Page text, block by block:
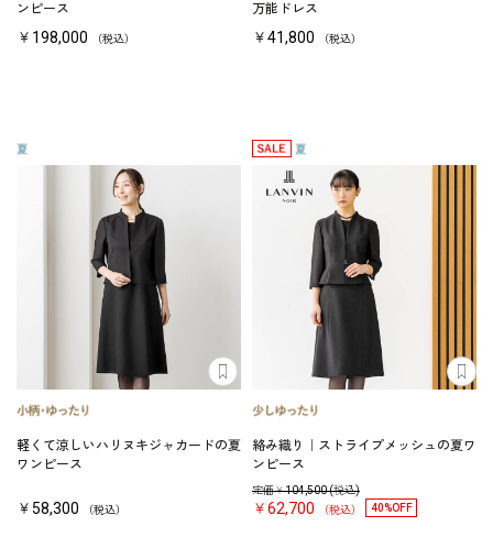
ンピース
￥198,000 （税込）
万能ドレス
￥41,800 （税込）
軽くて涼しいハリヌキジャカードの夏
ワンピース
￥58,300 （税込）
絡み織り｜ストライプメッシュの夏ワ
ンピース
定価￥104,500(税込)
￥62,700 （税込） 40%OFF